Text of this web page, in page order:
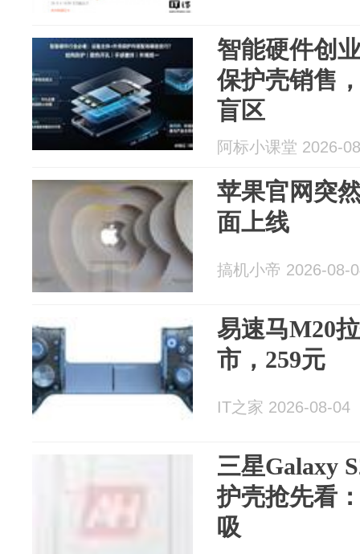
智能硬件创
保护壳销售
盲区
阿标小课堂 2026-
苹果官网突
面上线
搞机小帝 2026-08-
易速马M20
市，259元
IT之家 2026-08-04
三星Galaxy
护壳抢先看
吸